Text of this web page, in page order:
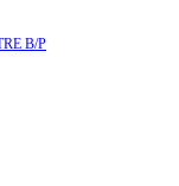
B/P